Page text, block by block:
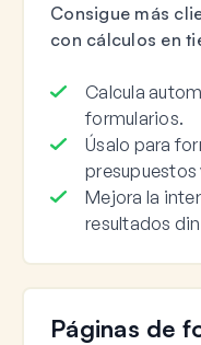
Consigue más
con cálculos en
Calcula
formularios.
Úsalo para
presupuestos
Mejora la
resultados
Páginas de